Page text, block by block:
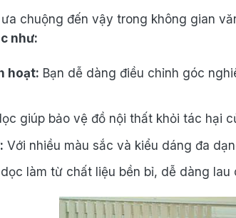
chuộng đến vậy trong không gian
như:
hoạt: Bạn dễ dàng điều chỉnh góc
giúp bảo vệ đồ nội thất khỏi tác hại
Với nhiều màu sắc và kiểu dáng đa
dọc làm từ chất liệu bền bỉ, dễ dàng lau